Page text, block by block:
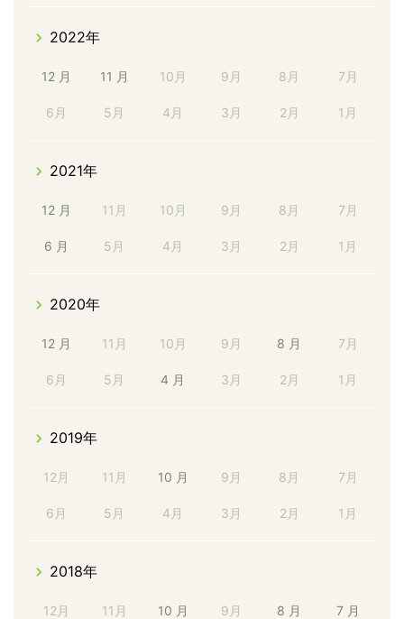
2022年
12 月 11 月 10月 9月 8月 7月
6月 5月 4月 3月 2月 1月
2021年
12 月 11月 10月 9月 8月 7月
6 月 5月 4月 3月 2月 1月
2020年
12 月 11月 10月 9月 8 月 7月
6月 5月 4 月 3月 2月 1月
2019年
12月 11月 10 月 9月 8月 7月
6月 5月 4月 3月 2月 1月
2018年
12月 11月 10 月 9月 8 月 7 月